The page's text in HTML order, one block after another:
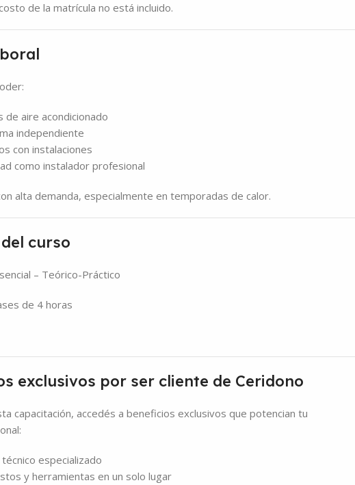
de la matrícula no está incluido.
aire acondicionado
independiente
con instalaciones
como instalador profesional
alta demanda, especialmente en temporadas de calor.
curso
– Teórico-Práctico
de 4 horas
exclusivos por ser cliente de Ceridono
capacitación, accedés a beneficios exclusivos que potencian tu
especializado
y herramientas en un solo lugar